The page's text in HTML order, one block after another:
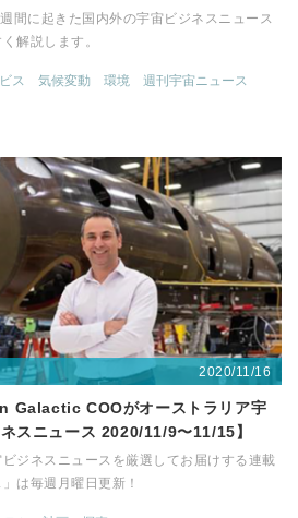
間に起きた国内外の宇宙ビジネスニュース
解説します。
ス 気候変動 環境 週刊宇宙ニュース
2020/11/16
Galactic COOがオーストラリア宇
スニュース 2020/11/9〜11/15】
ジネスニュースを厳選してお届けする連載
は毎週月曜日更新！